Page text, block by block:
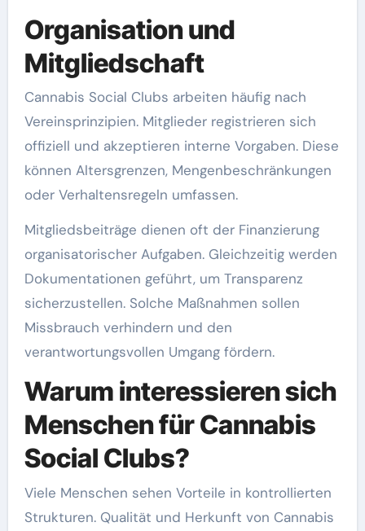
Organisation und
Mitgliedschaft
Cannabis Social Clubs arbeiten häufig nach
Vereinsprinzipien. Mitglieder registrieren sich
offiziell und akzeptieren interne Vorgaben. Diese
können Altersgrenzen, Mengenbeschränkungen
oder Verhaltensregeln umfassen.
Mitgliedsbeiträge dienen oft der Finanzierung
organisatorischer Aufgaben. Gleichzeitig werden
Dokumentationen geführt, um Transparenz
sicherzustellen. Solche Maßnahmen sollen
Missbrauch verhindern und den
verantwortungsvollen Umgang fördern.
Warum interessieren sich
Menschen für Cannabis
Social Clubs?
Viele Menschen sehen Vorteile in kontrollierten
Strukturen. Qualität und Herkunft von Cannabis